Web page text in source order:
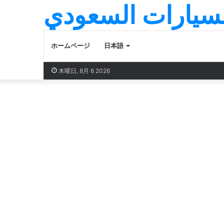
السعودي
ホームページ 日本語
木曜日, 8月 6 2026